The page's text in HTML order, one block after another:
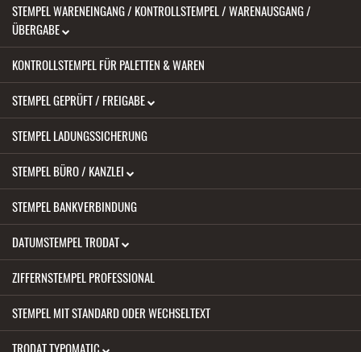
STEMPEL WARENEINGANG / KONTROLLSTEMPEL / WARENAUSGANG /
ÜBERGABE
KONTROLLSTEMPEL FÜR PALETTEN & WAREN
STEMPEL GEPRÜFT / FREIGABE
STEMPEL LADUNGSSICHERUNG
STEMPEL BÜRO / KANZLEI
STEMPEL BANKVERBINDUNG
DATUMSTEMPEL TRODAT
ZIFFERNSTEMPEL PROFESSIONAL
STEMPEL MIT STANDARD ODER WECHSELTEXT
TRODAT TYPOMATIC